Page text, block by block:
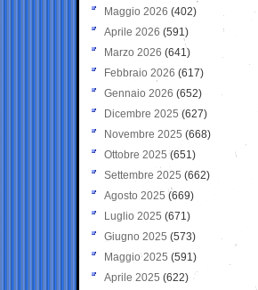
Maggio 2026 (402)
Aprile 2026 (591)
Marzo 2026 (641)
Febbraio 2026 (617)
Gennaio 2026 (652)
Dicembre 2025 (627)
Novembre 2025 (668)
Ottobre 2025 (651)
Settembre 2025 (662)
Agosto 2025 (669)
Luglio 2025 (671)
Giugno 2025 (573)
Maggio 2025 (591)
Aprile 2025 (622)